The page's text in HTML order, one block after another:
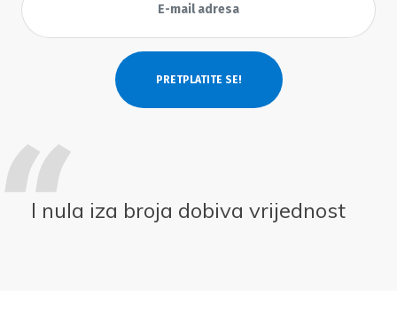
I nula iza broja dobiva vrijednost